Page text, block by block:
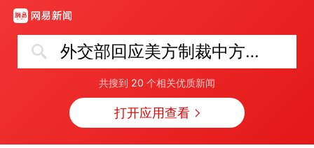
外交部回应美方制裁中方个人和实体
共搜到 20 个相关优质新闻
打开应用查看